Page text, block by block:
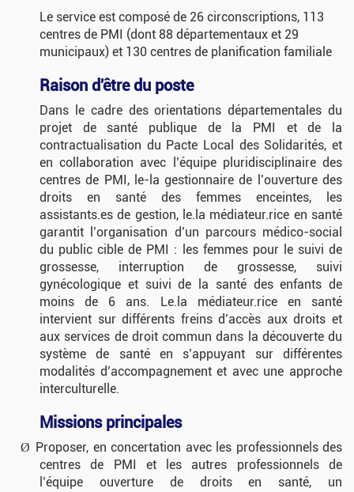
Le service est composé de 26 circonscriptions, 113
centres de PMI (dont 88 départementaux et 29
municipaux) et 130 centres de planification familiale
Raison d'être du poste
Dans le cadre des orientations départementales du
projet de santé publique de la PMI et de la
contractualisation du Pacte Local des Solidarités, et
en collaboration avec l’équipe pluridisciplinaire des
centres de PMI, le-la gestionnaire de l’ouverture des
droits en santé des femmes enceintes, les
assistants.es de gestion, le.la médiateur.rice en santé
garantit l’organisation d’un parcours médico-social
du public cible de PMI : les femmes pour le suivi de
grossesse, interruption de grossesse, suivi
gynécologique et suivi de la santé des enfants de
moins de 6 ans. Le.la médiateur.rice en santé
intervient sur différents freins d’accès aux droits et
aux services de droit commun dans la découverte du
système de santé en s’appuyant sur différentes
modalités d’accompagnement et avec une approche
interculturelle.
Missions principales
Ø Proposer, en concertation avec les professionnels des
centres de PMI et les autres professionnels de
l’équipe ouverture de droits en santé, un